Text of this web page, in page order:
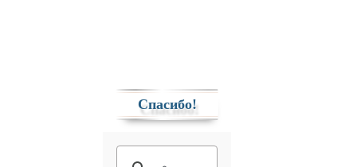
Спасибо!